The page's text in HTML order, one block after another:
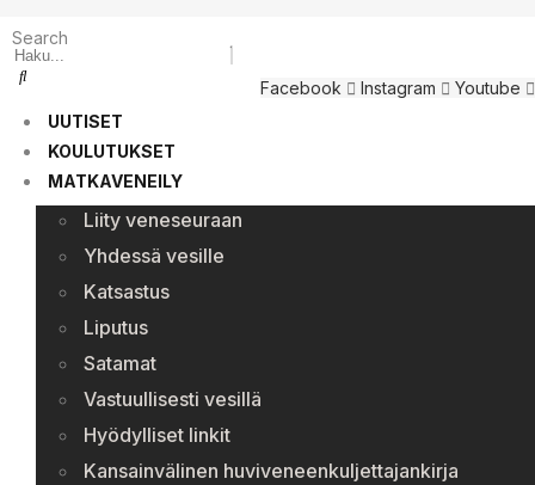
Search
Facebook Instagram
Youtube
UUTISET
KOULUTUKSET
MATKAVENEILY
Liity veneseuraan
Yhdessä vesille
Katsastus
Liputus
Satamat
Vastuullisesti vesillä
Hyödylliset linkit
Kansainvälinen huviveneenkuljettajankirja